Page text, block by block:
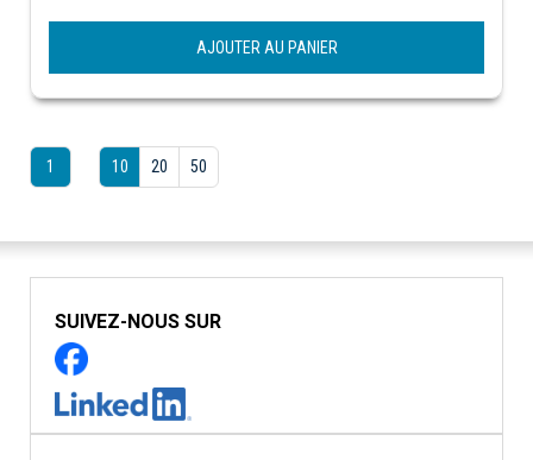
AJOUTER AU PANIER
1 10 20 50
SUIVEZ-NOUS SUR